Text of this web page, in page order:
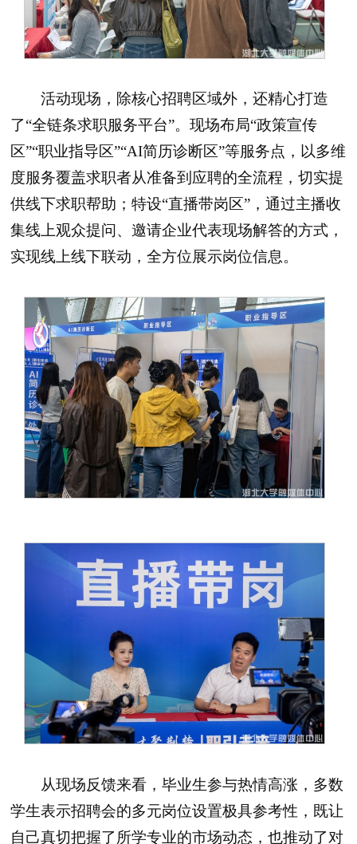
活动现场，除核心招聘区域外，还精心打造
了“全链条求职服务平台”。现场布局“政策宣传
区”“职业指导区”“AI简历诊断区”等服务点，以多维
度服务覆盖求职者从准备到应聘的全流程，切实提
供线下求职帮助；特设“直播带岗区”，通过主播收
集线上观众提问、邀请企业代表现场解答的方式，
实现线上线下联动，全方位展示岗位信息。
从现场反馈来看，毕业生参与热情高涨，多数
学生表示招聘会的多元岗位设置极具参考性，既让
自己真切把握了所学专业的市场动态，也推动了对